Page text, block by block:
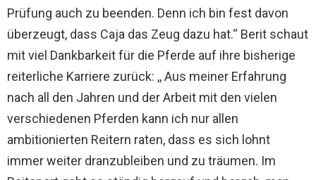
Prüfung auch zu beenden. Denn ich bin fest davon
überzeugt, dass Caja das Zeug dazu hat.“ Berit schaut
mit viel Dankbarkeit für die Pferde auf ihre bisherige
reiterliche Karriere zurück: ,, Aus meiner Erfahrung
nach all den Jahren und der Arbeit mit den vielen
verschiedenen Pferden kann ich nur allen
ambitionierten Reitern raten, dass es sich lohnt
immer weiter dranzubleiben und zu träumen. Im